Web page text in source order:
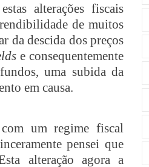
alterações fiscais
de muitos
da descida dos preços
e consequentemente
uma subida da
em causa.
um regime fiscal
pensei que
alteração agora a